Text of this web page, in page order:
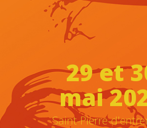
29 et
mai
Saint-Pierre-